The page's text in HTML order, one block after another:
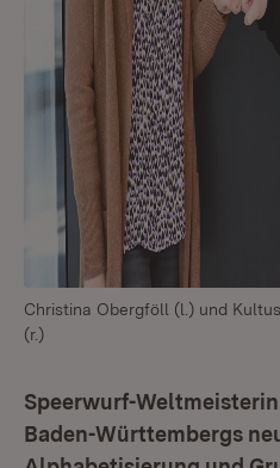
Christina Obergföll (l.) und
(r.)
Speerwurf-
Baden-Württembergs